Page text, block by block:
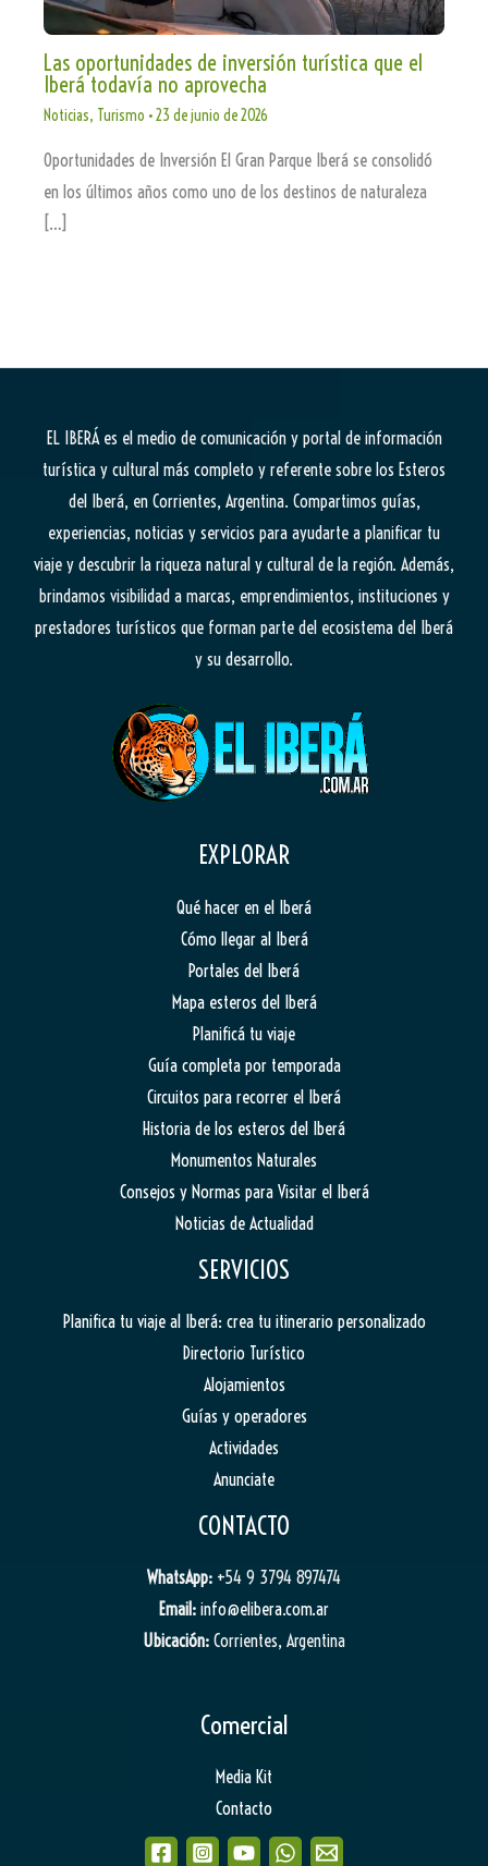
Las oportunidades de inversión turística que el
Iberá todavía no aprovecha
Noticias, Turismo •23 de junio de 2026
Oportunidades de Inversión El Gran Parque Iberá se consolidó
en los últimos años como uno de los destinos de naturaleza
[…]
EL IBERÁes el medio de comunicación y portal de información
turística y cultural más completo y referente sobre los Esteros
del Iberá, en Corrientes, Argentina. Compartimos guías,
experiencias, noticias y servicios para ayudarte a planificar tu
viaje y descubrir la riqueza natural y cultural de la región. Además,
brindamos visibilidad a marcas, emprendimientos, instituciones y
prestadores turísticos que forman parte del ecosistema del Iberá
y su desarrollo.
EXPLORAR
Qué hacer en el Iberá
Cómo llegar al Iberá
Portales del Iberá
Mapa esteros del Iberá
Planificá tu viaje
Guía completa por temporada
Circuitos para recorrer el Iberá
Historia de los esteros del Iberá
Monumentos Naturales
Consejos y Normas para Visitar el Iberá
Noticias de Actualidad
SERVICIOS
Planifica tu viaje al Iberá: crea tu itinerario personalizado
Directorio Turístico
Alojamientos
Guías y operadores
Actividades
Anunciate
CONTACTO
WhatsApp: +54 9 3794 897474
Email: info@elibera.com.ar
Ubicación: Corrientes, Argentina
Comercial
Media Kit
Contacto